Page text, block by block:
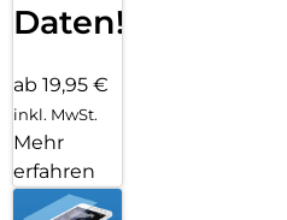
Daten!
ab 19,95 €
inkl. MwSt.
Mehr
erfahren